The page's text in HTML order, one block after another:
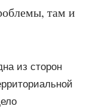
там и
из сторон